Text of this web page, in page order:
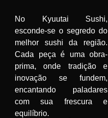
No Kyuutai Sushi,
esconde-se o segredo do
melhor sushi da região.
Cada peça é uma obra-
prima, onde tradição e
inovação se fundem,
encantando paladares
com sua frescura e
equilíbrio.